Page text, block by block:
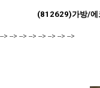
(812629)가방/에
--> --> --> --> --> --> --> -->